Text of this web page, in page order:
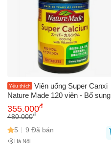
Yêu thích
Viên uống Super Canxi
Nature Made 120 viên - Bổ sung
Canxi và Vitamin D cho xương
chắc khỏe, hỗ trợ sức đề kháng,
355.000đ
480.000đ
5 9 Đã bán
Hà Nội